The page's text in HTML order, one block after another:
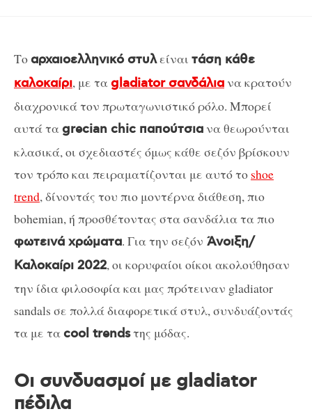
Τοαρχαιοελληνικό στυλείναι τάση κάθε
καλοκαίρι, με ταgladiator σανδάλιανα κρατούν
διαχρονικά τον πρωταγωνιστικό ρόλο. Μπορεί
αυτά ταgrecian chic παπούτσιανα θεωρούνται
κλασικά, οι σχεδιαστές όμως κάθε σεζόν βρίσκουν
τον τρόπο και πειραματίζονται με αυτό το shoe
trend, δίνοντάς του πιο μοντέρνα διάθεση, πιο
bohemian, ή προσθέτοντας στα σανδάλια τα πιο
φωτεινά χρώματα. Για την σεζόν Άνοιξη/
Καλοκαίρι 2022, οι κορυφαίοι οίκοι ακολούθησαν
την ίδια φιλοσοφία και μας πρότειναν gladiator
sandals σε πολλά διαφορετικά στυλ, συνδυάζοντάς
τα με ταcool trendsτης μόδας.
Οι συνδυασμοί με gladiator
πέδιλα